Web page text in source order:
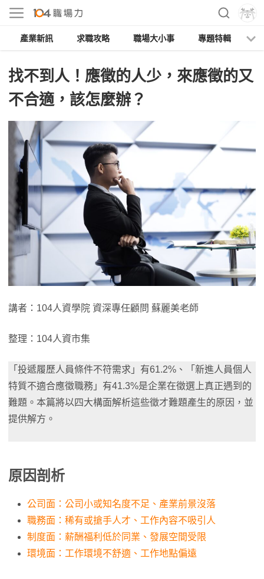
產業新訊 求職攻略 職場大小事 專題特輯
找不到人！應徵的人少，來應徵的又
不合適，該怎麼辦？
講者：104人資學院 資深專任顧問 蘇麗美老師
整理：104人資市集
「投遞履歷人員條件不符需求」有61.2%、「新進人員個人
特質不適合應徵職務」有41.3%是企業在徵選上真正遇到的
難題。本篇將以四大構面解析這些徵才難題產生的原因，並
提供解方。
原因剖析
公司面：公司小或知名度不足、產業前景沒落
職務面：稀有或搶手人才、工作內容不吸引人
制度面：薪酬福利低於同業、發展空間受限
環境面：工作環境不舒適、工作地點偏遠